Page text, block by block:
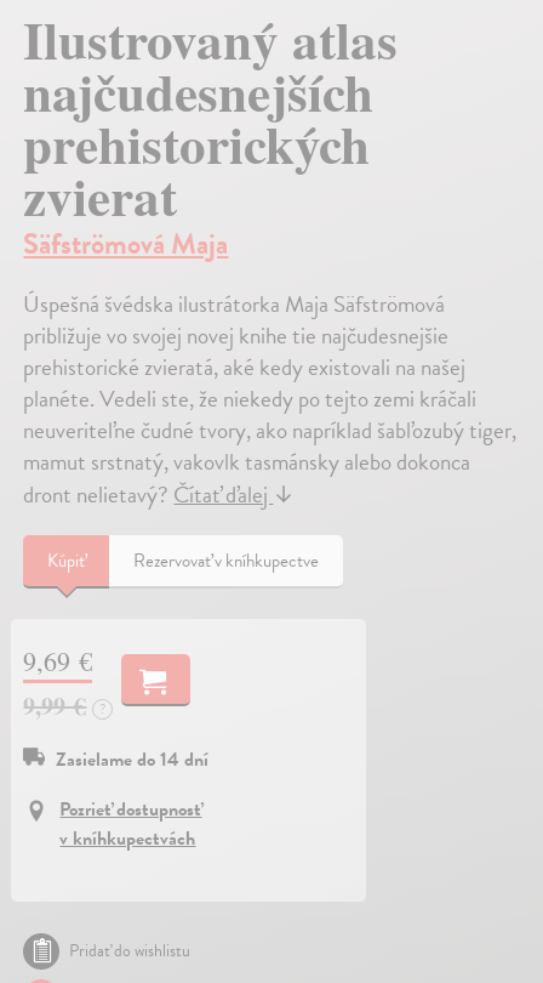
Ilustrovaný atlas
najčudesnejších
prehistorických
zvierat
Säfströmová Maja
Úspešná švédska ilustrátorka Maja Säfströmová
približuje vo svojej novej knihe tie najčudesnejšie
prehistorické zvieratá, aké kedy existovali na našej
planéte. Vedeli ste, že niekedy po tejto zemi kráčali
neuveriteľne čudné tvory, ako napríklad šabľozubý tiger,
mamut srstnatý, vakovlk tasmánsky alebo dokonca
dront nelietavý?Čítať ďalej↓
Kúpiť Rezervovať v kníhkupectve
9,69 €
9,99 €
?
Zasielame do 14 dní
Pozrieť dostupnosť
v kníhkupectvách
Pridať do wishlistu